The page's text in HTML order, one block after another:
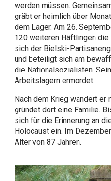
werden müssen.
gräbt er heimlich über
dem Lager. Am 26.
120 weiteren Häftlingen die
sich der Bielski-
und beteiligt sich am
die Nationalsozialisten.
Arbeitslagern ermordet.
Nach dem Krieg wandert er
gründet dort eine Familie.
sich für die Erinnerung an
Holocaust ein. Im
Alter von 87 Jahren.